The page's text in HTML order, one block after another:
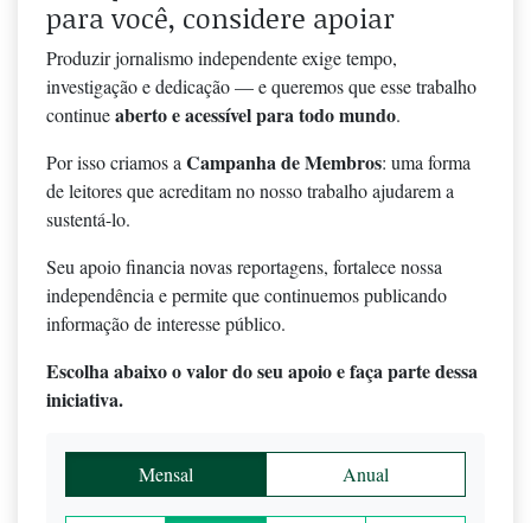
para você, considere apoiar
Produzir jornalismo independente exige tempo,
investigação e dedicação — e queremos que esse trabalho
continueaberto e acessível para todo mundo.
Por isso criamos a Campanha de Membros: uma forma
de leitores que acreditam no nosso trabalho ajudarem a
sustentá-lo.
Seu apoio financia novas reportagens, fortalece nossa
independência e permite que continuemos publicando
informação de interesse público.
Escolha abaixo o valor do seu apoio e faça parte dessa
iniciativa.
Mensal Anual